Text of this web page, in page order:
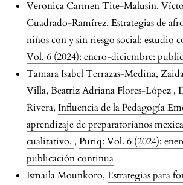
Veronica Carmen Tite-Malusin,
Cuadrado-Ramírez, Estrategias de
niños con y sin riesgo social: estudio
Vol. 6 (2024): enero-diciembre:
Tamara Isabel Terrazas-Medina,
Villa, Beatriz Adriana Flores-López ,
Rivera, Influencia de la Pedagogía
aprendizaje de preparatorianos
cualitativo. , Puriq: Vol. 6 (2024):
publicación continua
Ismaila Mounkoro, Estrategias para